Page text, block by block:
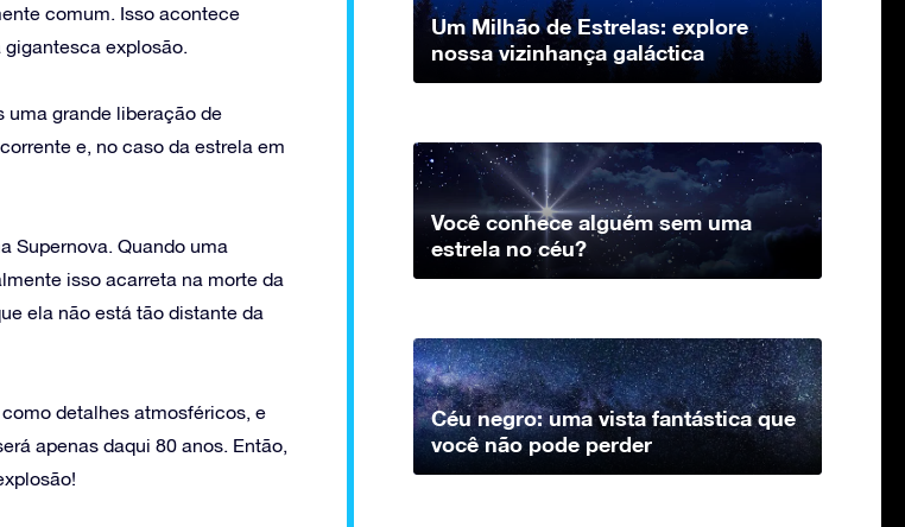
comum. Isso acontece
explosão.
uma grande liberação de
e, no caso da estrela em
Supernova. Quando uma
isso acarreta na morte da
ela não está tão distante da
detalhes atmosféricos, e
apenas daqui 80 anos. Então,
Um Milhão de Estrelas: explore
nossa vizinhança galáctica
Você conhece alguém sem uma
estrela no céu?
Céu negro: uma vista fantástica que
você não pode perder